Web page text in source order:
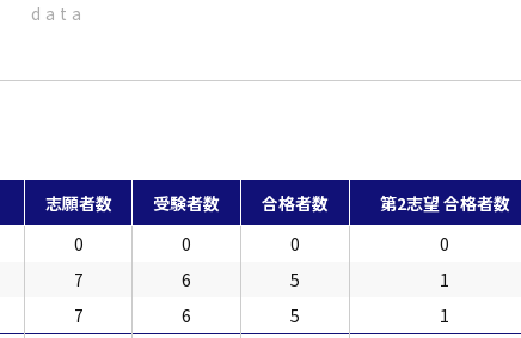
data
志願者数 受験者数 合格者数 第2志望 合格者数
0 0 0
0
7 6 5
1
7 6 5 1